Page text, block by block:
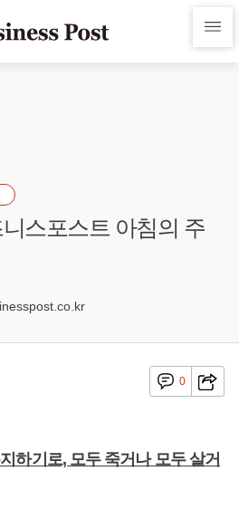
스포스트 아침의 주
0
하기로, 모두 죽거나 모두 살거